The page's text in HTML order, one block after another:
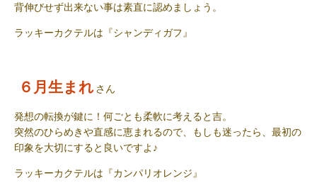
背伸びせず出来ない事は素直に認めましょう。
ラッキーカクテルは『シャンディガフ 』
６月生まれさん
発想の転換が鍵に！何ごとも柔軟に考えると吉。
突然のひらめきや直感に恵まれるので、もしも迷ったら、最初の
印象を大切にすると良いですよ ♪
ラッキーカクテルは『カンパリオレンジ 』